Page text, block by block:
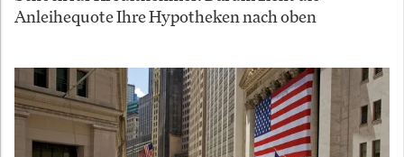
Anleihequote Ihre Hypotheken nach oben